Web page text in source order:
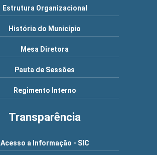
Estrutura Organizacional
História do Município
Mesa Diretora
Pauta de Sessões
Regimento Interno
Transparência
Acesso a Informação - SIC